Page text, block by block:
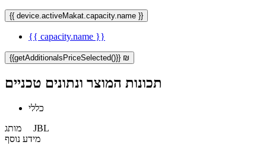
{{ device.activeMakat.capacity.name }}
{{ capacity.name }}
{{getAdditionalsPriceSelected()}} ₪
תכונות המוצר ונתונים טכניים
כללי
מותג JBL
מידע נוסף